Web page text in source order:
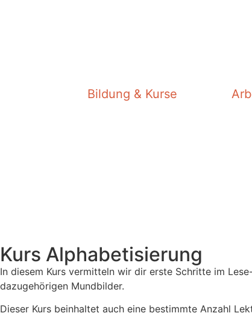
Bildung & Kurse
Kurs Alphabetisierung
In diesem Kurs vermitteln wir dir erste Schritte im
dazugehörigen Mundbilder.
Dieser Kurs beinhaltet auch eine bestimmte Anzahl